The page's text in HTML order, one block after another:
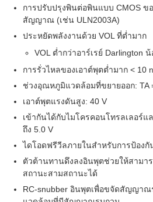
วิดีโอ
ทัวร์โรงงาน
การควบคุมคุณภาพ
ติดต่อเรา
การปรับปรุงพินต่อพินแบบ CMOS ขอ
สัญญาณ (เช่น ULN2003A)
ประหยัดพลังงานด้วย VOL ที่ต่ำมาก
VOL ต่ำกว่าอาร์เรย์ Darlington
การรั่วไหลของเอาต์พุตต่ำมาก <
ช่วงอุณหภูมิแวดล้อมที่ขยายออก: TA
เอาต์พุตแรงดันสูง: 40 V
เข้ากันได้กับไมโครคอนโทรลเลอร์แ
ถึง 5.0 V
ไดโอดฟรีวีลภายในสำหรับการป้อง
ตัวต้านทานดึงลงอินพุตช่วยให้สามา
สถานะสามสถานะได้
RC-snubber อินพุตเพื่อขจัดสัญญา